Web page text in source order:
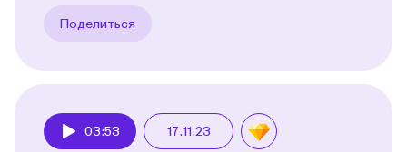
Поделиться
03:53 17.11.23